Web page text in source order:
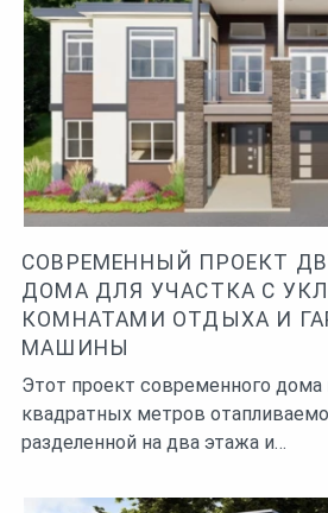
продуктов из автомобиля в
встраивают гараж на одну или
кладовые располагают вблизи от
Архитекторы разрабатывали
конкретных людей в
предпочтениями, ваши вкусы
просмотрев множество
одноэтажных домов, вы сможете
подобрать то, что нужно. Каждый
сопровождается ссылкой на
СОВРЕМЕННЫЙ ПРОЕКТ
ДОМА ДЛЯ УЧАСТКА С
КОМНАТАМИ ОТДЫХА И
МАШИНЫ
Этот проект современного дома
квадратных метров
разделенной на два этажа и…